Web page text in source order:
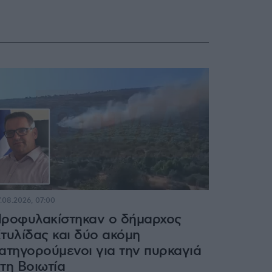
ο δήμαρχος
και δύο ακόμη
για την πυρκαγιά
Βοιωτία
07:00